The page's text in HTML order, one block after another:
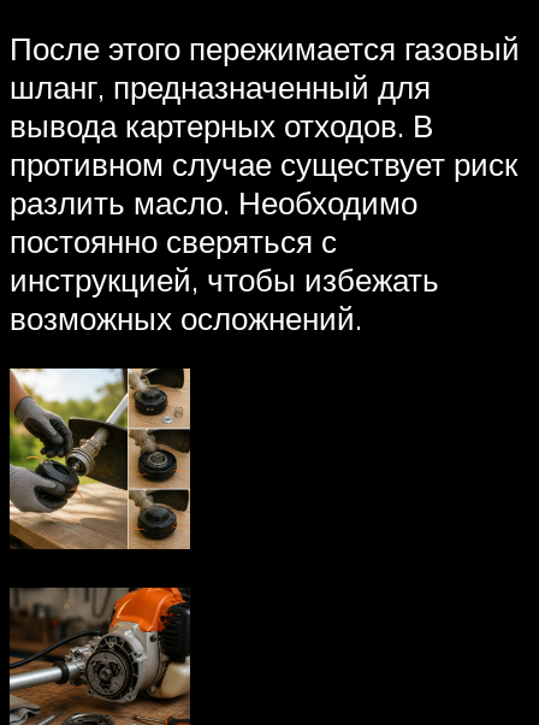
После этого пережимается газовый
шланг, предназначенный для
вывода картерных отходов. В
противном случае существует риск
разлить масло. Необходимо
постоянно сверяться с
инструкцией, чтобы избежать
возможных осложнений.